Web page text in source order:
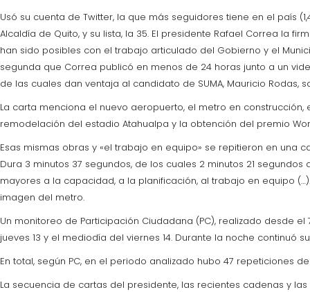
Usó su cuenta de Twitter, la que más seguidores tiene en el país
Alcaldía de Quito, y su lista, la 35. El presidente Rafael Correa la
han sido posibles con el trabajo articulado del Gobierno y el
segunda que Correa publicó en menos de 24 horas junto a un
de las cuales dan ventaja al candidato de SUMA, Mauricio Rodas,
La carta menciona el nuevo aeropuerto, el metro en
remodelación del estadio Atahualpa y la obtención del premio
Esas mismas obras y «el trabajo en equipo» se repitieron en
Dura 3 minutos 37 segundos, de los cuales 2 minutos 21
mayores a la capacidad, a la planificación, al trabajo en equipo
imagen del metro.
Un monitoreo de Participación Ciudadana (PC), realizado desde
jueves 13 y el mediodía del viernes 14. Durante la noche continuó
En total, según PC, en el periodo analizado hubo 47 repeticiones
La secuencia de cartas del presidente, las recientes cadenas y